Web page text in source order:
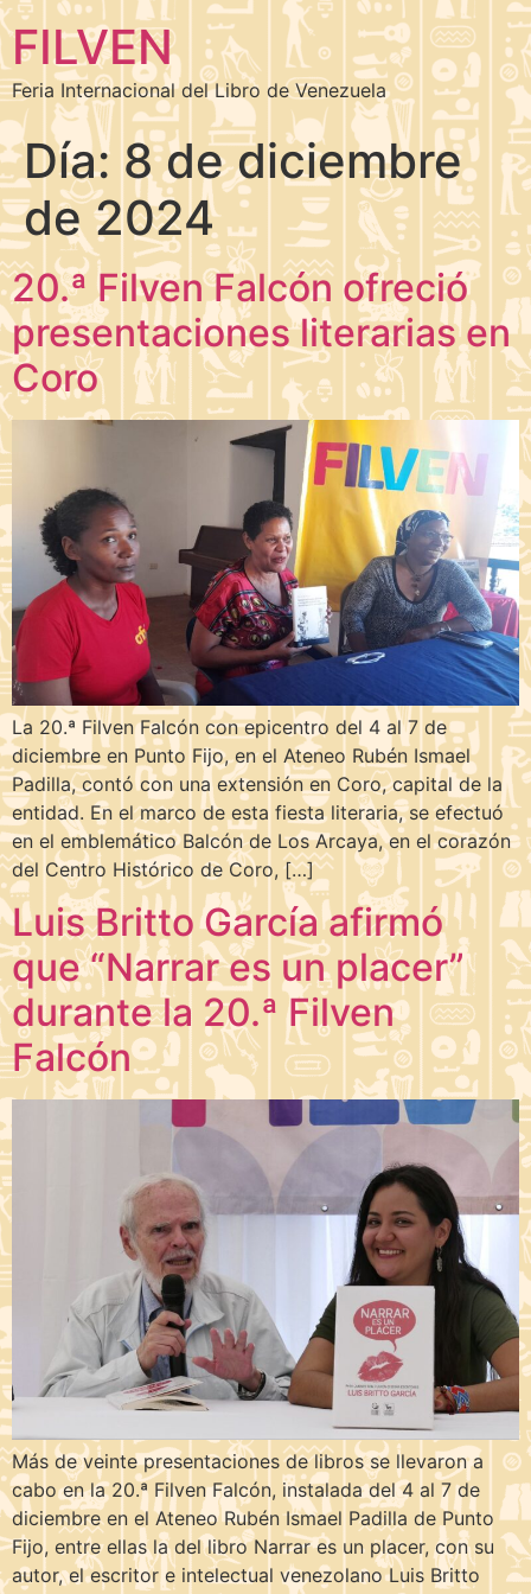
FILVEN
Feria Internacional del Libro de Venezuela
Día: 8 de diciembre
de 2024
20.ª Filven Falcón ofreció
presentaciones literarias en
Coro
La 20.ª Filven Falcón con epicentro del 4 al 7 de
diciembre en Punto Fijo, en el Ateneo Rubén Ismael
Padilla, contó con una extensión en Coro, capital de la
entidad. En el marco de esta fiesta literaria, se efectuó
en el emblemático Balcón de Los Arcaya, en el corazón
del Centro Histórico de Coro, […]
Luis Britto García afirmó
que “Narrar es un placer”
durante la 20.ª Filven
Falcón
Más de veinte presentaciones de libros se llevaron a
cabo en la 20.ª Filven Falcón, instalada del 4 al 7 de
diciembre en el Ateneo Rubén Ismael Padilla de Punto
Fijo, entre ellas la del libro Narrar es un placer, con su
autor, el escritor e intelectual venezolano Luis Britto